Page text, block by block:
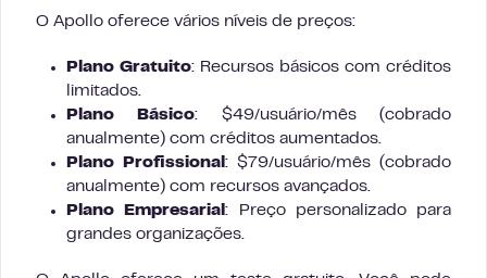
O Apollo oferece vários níveis de preços:
Plano Gratuito: Recursos básicos com créditos
limitados.
Plano Básico: $49/usuário/mês (cobrado
anualmente) com créditos aumentados.
Plano Profissional : $79/usuário/mês (cobrado
anualmente) com recursos avançados.
Plano Empresarial: Preço personalizado para
grandes organizações.